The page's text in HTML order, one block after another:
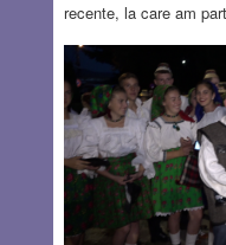
recente, la care am